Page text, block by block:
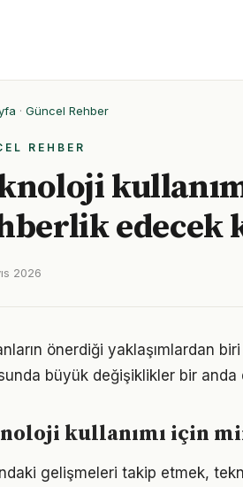
· Güncel Rehber
REHBER
edecek
2026
önerdiği yaklaşımlardan
büyük değişiklikler bir anda
kullanımı için
gelişmeleri takip etmek,